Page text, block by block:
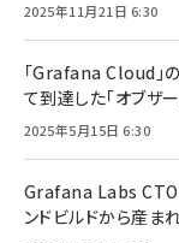
2025年11月21日 6:30
「Grafana Cloud」
て到達した「オブザ
2025年5月15日 6:30
Grafana Labs CTO
ンドビルドから産ま